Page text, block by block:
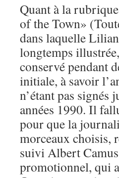
Quant à la
of the Town»
dans laquelle Lilian
longtemps
conservé pendant
initiale, à savoir
n’étant pas signés
années 1990. Il
pour que la
morceaux choisis,
suivi Albert
promotionnel, qui